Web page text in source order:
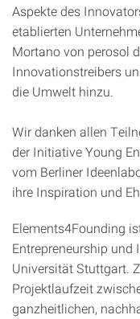
Aspekte des
etablierten
Mortano von perosol
Innovationstreibers
die Umwelt hinzu.
Wir danken allen
der Initiative Young
vom Berliner
ihre Inspiration und
Elements4Founding
Entrepreneurship
Universität Stuttgart.
Projektlaufzeit
ganzheitlichen,